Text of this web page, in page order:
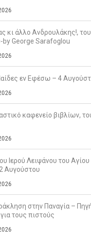
κι άλλο Ανδρουλάκης!,
George Sarafoglou
εν Εφέσω – 4
καφενείο βιβλίων,
Ιερού Λειψάνου του
Αυγούστου
στην Παναγία –
τους πιστούς